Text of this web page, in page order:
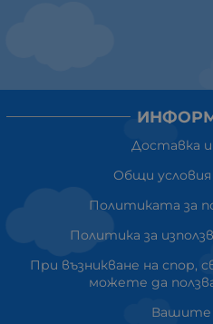
Доставка
Общи условия
Политиката за
Политика за
При възникване на спор,
можете да
Вашите